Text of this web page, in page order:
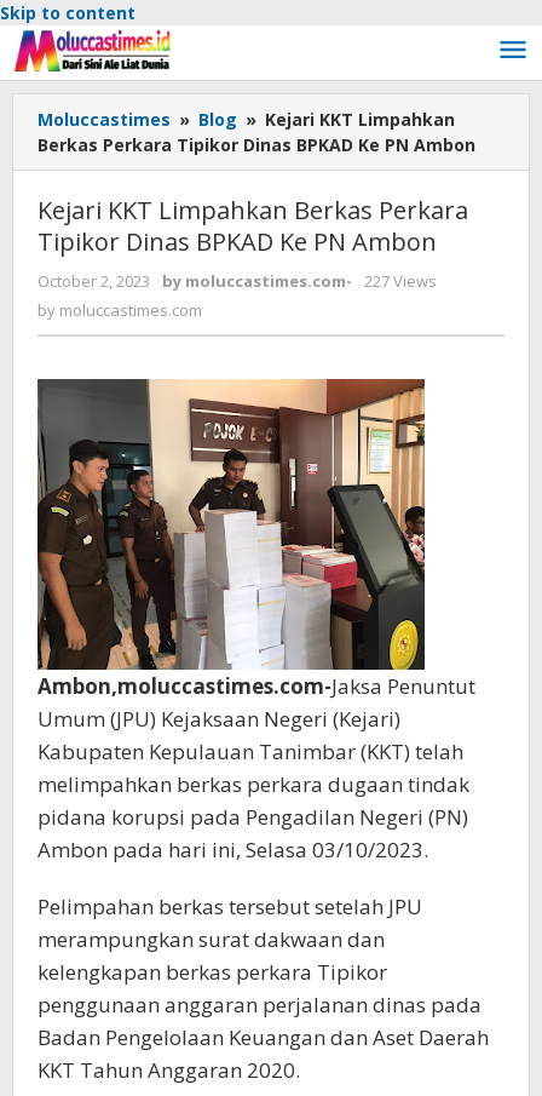
Skip to content
Moluccastimes » Blog » Kejari KKT Limpahkan
Berkas Perkara Tipikor Dinas BPKAD Ke PN Ambon
Kejari KKT Limpahkan Berkas Perkara
Tipikor Dinas BPKAD Ke PN Ambon
October 2, 2023 by moluccastimes.com-
227 Views
by moluccastimes.com
Ambon,moluccastimes.com-Jaksa Penuntut
Umum (JPU) Kejaksaan Negeri (Kejari)
Kabupaten Kepulauan Tanimbar (KKT) telah
melimpahkan berkas perkara dugaan tindak
pidana korupsi pada Pengadilan Negeri (PN)
Ambon pada hari ini, Selasa 03/10/2023.
Pelimpahan berkas tersebut setelah JPU
merampungkan surat dakwaan dan
kelengkapan berkas perkara Tipikor
penggunaan anggaran perjalanan dinas pada
Badan Pengelolaan Keuangan dan Aset Daerah
KKT Tahun Anggaran 2020.